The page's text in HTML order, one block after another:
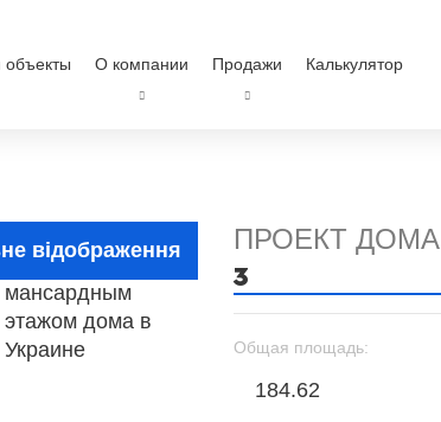
О компании Продажи Калькулятор
відображення ПРОЕКТ ДОМА
3
Общая площадь:
184.62